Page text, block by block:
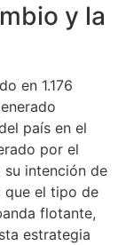
y la
en 1.176
país en el
por el
su intención de
que el tipo de
flotante,
estrategia